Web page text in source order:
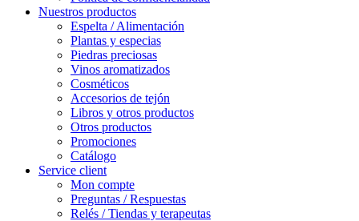
Nuestros productos
Espelta / Alimentación
Plantas y especias
Piedras preciosas
Vinos aromatizados
Cosméticos
Accesorios de tejón
Libros y otros productos
Otros productos
Promociones
Catálogo
Service client
Mon compte
Preguntas / Respuestas
Relés / Tiendas y terapeutas